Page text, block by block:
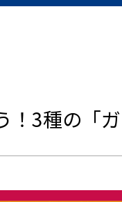
！3種の「